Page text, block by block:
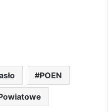
POEN